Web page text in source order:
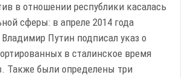
в отношении республики касалась
сферы: в апреле 2014 года
Путин подписал указ о
в сталинское время
Также были определены три